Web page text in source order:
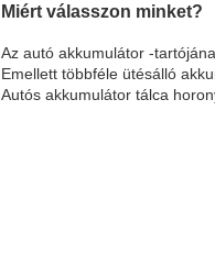
Miért válasszon minket?
Az autó akkumulátor -
Emellett többféle ütésálló
Autós akkumulátor tálca